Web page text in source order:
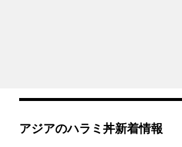
アジアのハラミ丼新着情報